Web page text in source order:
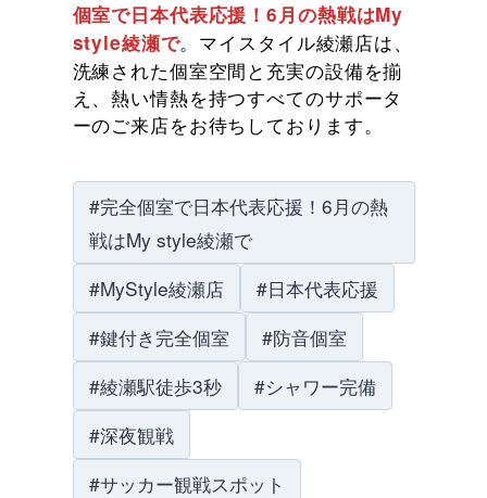
個室で日本代表応援！6月の熱戦はMy
style綾瀬で。マイスタイル綾瀬店は、
洗練された個室空間と充実の設備を揃
え、熱い情熱を持つすべてのサポータ
ーのご来店をお待ちしております。
#完全個室で日本代表応援！6月の熱
戦はMy style綾瀬で
#MyStyle綾瀬店
#日本代表応援
#鍵付き完全個室
#防音個室
#綾瀬駅徒歩3秒
#シャワー完備
#深夜観戦
#サッカー観戦スポット